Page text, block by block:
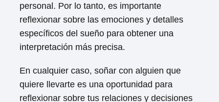
personal. Por lo tanto, es importante
reflexionar sobre las emociones y detalles
específicos del sueño para obtener una
interpretación más precisa.
En cualquier caso, soñar con alguien que
quiere llevarte es una oportunidad para
reflexionar sobre tus relaciones y decisiones